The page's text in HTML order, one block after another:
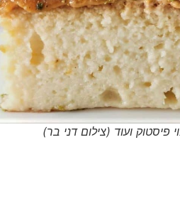
ועוד (צילום דני בר)